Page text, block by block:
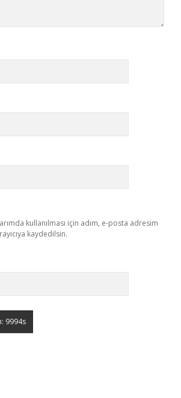
kullanılması için adım, e-posta adresim
kaydedilsin.